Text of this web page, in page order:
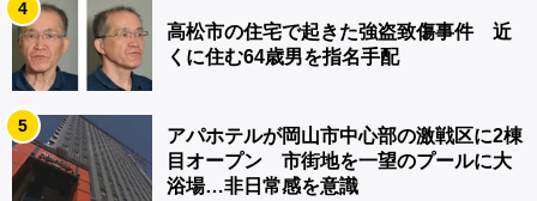
4
高松市の住宅で起きた強盗致傷事件 近
くに住む64歳男を指名手配
5
アパホテルが岡山市中心部の激戦区に2棟
目オープン 市街地を一望のプールに大
浴場…非日常感を意識